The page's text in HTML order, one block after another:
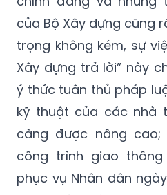
trọng không kém, sự
Xây dựng trả lời” này
ý thức tuân thủ pháp
kỹ thuật của các nhà
càng được nâng
công trình giao
phục vụ Nhân dân
cao uy tín ngành Xây